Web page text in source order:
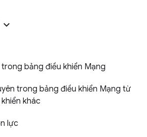
bảng điều khiển Mạng
trong bảng điều khiển Mạng từ
khác
lực